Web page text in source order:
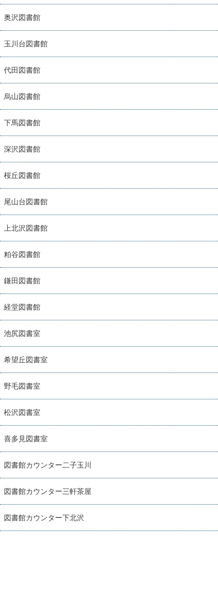
奥沢図書館
玉川台図書館
代田図書館
烏山図書館
下馬図書館
深沢図書館
桜丘図書館
尾山台図書館
上北沢図書館
粕谷図書館
鎌田図書館
経堂図書館
池尻図書室
希望丘図書室
野毛図書室
松沢図書室
喜多見図書室
図書館カウンター二子玉川
図書館カウンター三軒茶屋
図書館カウンター下北沢